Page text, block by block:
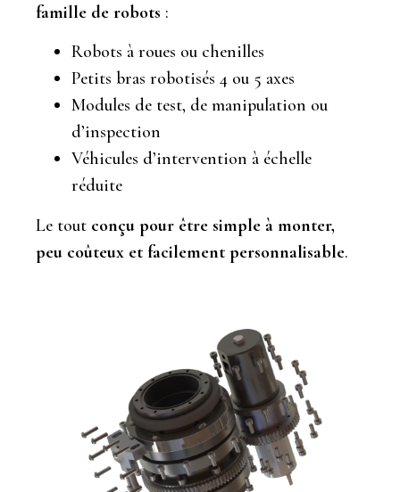
famille de robots :
Robots à roues ou chenilles
Petits bras robotisés 4 ou 5 axes
Modules de test, de manipulation ou
d’inspection
Véhicules d’intervention à échelle
réduite
Le tout conçu pour être simple à monter,
peu coûteux et facilement personnalisable.